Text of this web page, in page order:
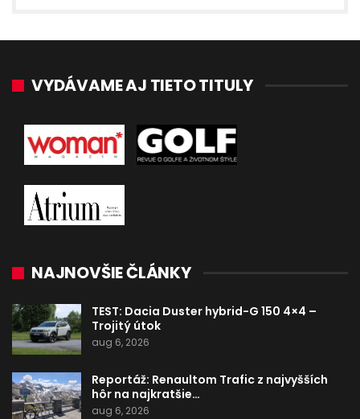
VYDÁVAME AJ TIETO TITULY
NAJNOVŠIE ČLÁNKY
TEST: Dacia Duster hybrid-G 150 4×4 –
Trojitý útok
aug 6, 2026
Reportáž: Renaultom Trafic z najvyšších
hôr na najkratšie…
aug 6, 2026